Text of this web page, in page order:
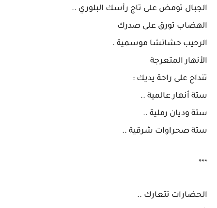
الجبال تومض على تاج رأسك البلوري ..
الهضاب تورق على صدرك
الرحيب حشائشا موسمية .
الأنهار المتعرجة
تنداح على راحة يديك :
ستة أنهار عالمية ..
ستة وديان رملية ..
ستة صحراوات شرقية ..
***
الحضارات تتعارك ..